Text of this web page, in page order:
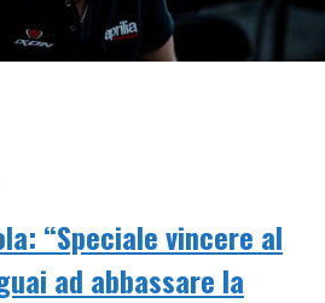
“Speciale vincere al
ad abbassare la